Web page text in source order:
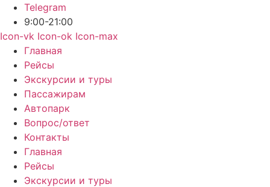
Telegram
9:00-21:00
Icon-vk Icon-ok Icon-max
Главная
Рейсы
Экскурсии и туры
Пассажирам
Автопарк
Вопрос/ответ
Контакты
Главная
Рейсы
Экскурсии и туры